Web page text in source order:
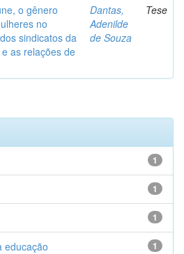
o gênero
no
sindicatos da
as relações de
Dantas,
Adenilde
de Souza
Tese
1
1
1
1
educação